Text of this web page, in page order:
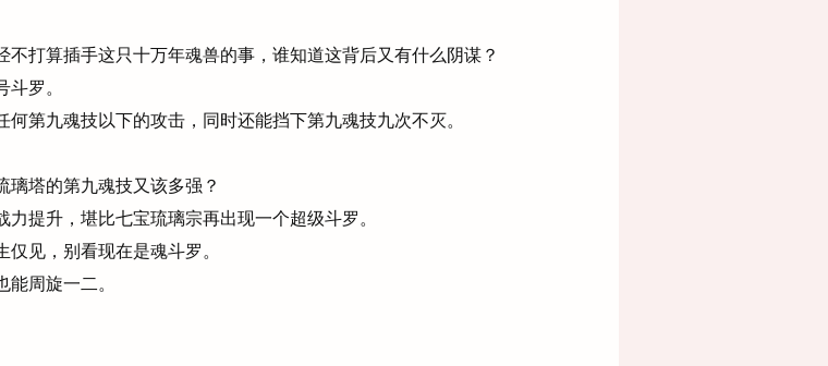
打算插手这只十万年魂兽的事，谁知道这背后又有什么阴谋？
罗。
第九魂技以下的攻击，同时还能挡下第九魂技九次不灭。
塔的第九魂技又该多强？
提升，堪比七宝琉璃宗再出现一个超级斗罗。
见，别看现在是魂斗罗。
周旋一二。